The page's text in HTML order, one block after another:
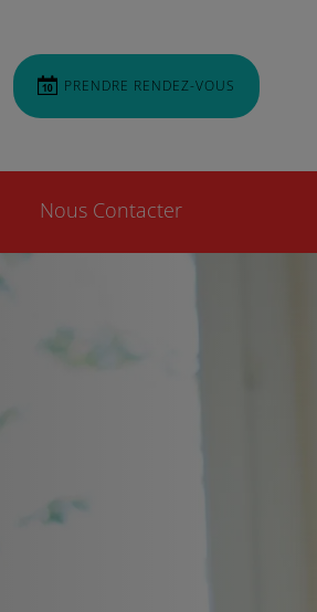
PRENDRE RENDEZ-VOUS
Nous Contacter